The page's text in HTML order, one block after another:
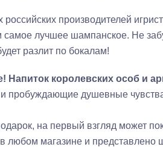
российских производителей
лучшее шампанское. Не
разлит по бокалам!
Напиток королевских особ и
пробуждающие душевные
на первый взгляд может
любом магазине и представлено